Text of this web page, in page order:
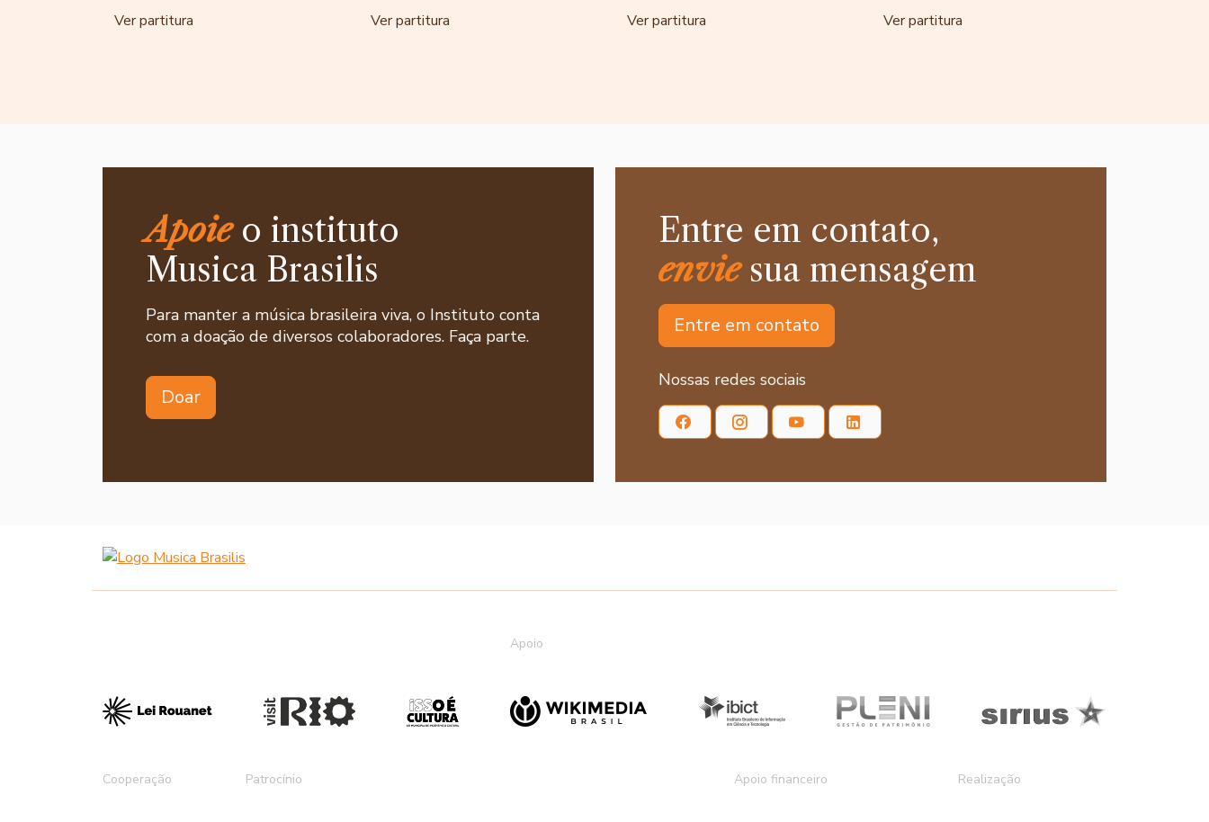
Ver partitura Ver partitura Ver partitura Ver partitura
Apoieo instituto
Musica Brasilis
Para manter a música brasileira viva, o Instituto conta
com a doação de diversos colaboradores. Faça parte.
Doar
Entre em contato,
enviesua mensagem
Entre em contato
Nossas redes sociais
Apoio
Cooperação Patrocínio Apoio financeiro Realização